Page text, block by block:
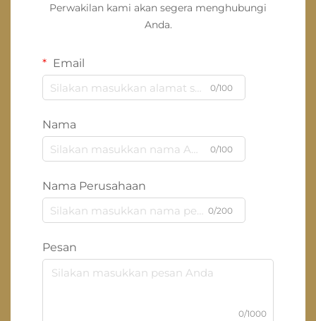
Perwakilan kami akan segera menghubungi
Anda.
Email
0/100
Nama
0/100
Nama Perusahaan
0/200
Pesan
0/1000